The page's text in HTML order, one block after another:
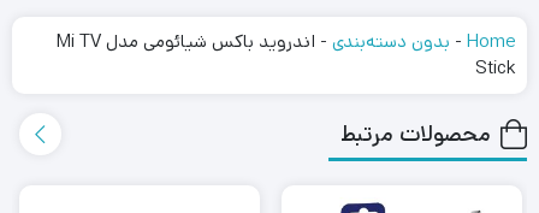
Home
- بدون دسته‌بندی -
اندروید باکس شیائومی مدل Mi TV
Stick
محصولات مرتبط